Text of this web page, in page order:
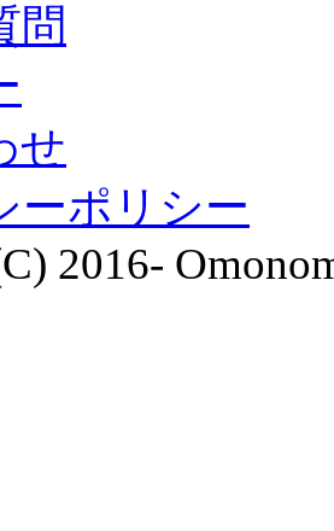
問
せ
ーポリシー
2016-